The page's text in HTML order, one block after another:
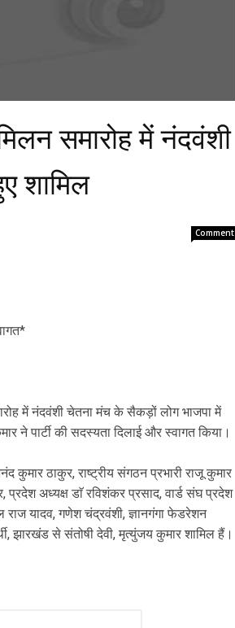
समारोह में नंदवंशी
शामिल
Comment
में नंदवंशी चेतना मंच के सैकड़ों लोग भाजपा में
ने पार्टी की सदस्यता दिलाई और स्वागत किया।
ठाकुर, राष्ट्रीय संगठन प्रभारी राजू कुमार
प्रदेश अध्यक्ष डाॅ रविशंकर प्रसाद, वार्ड संघ प्रदेश
राज यादव, गणेश चंद्रवंशी, ज्ञानगंगा फेडरेशन
झारखंड से संतोषी देवी, मृत्युंजय कुमार शामिल हैं।